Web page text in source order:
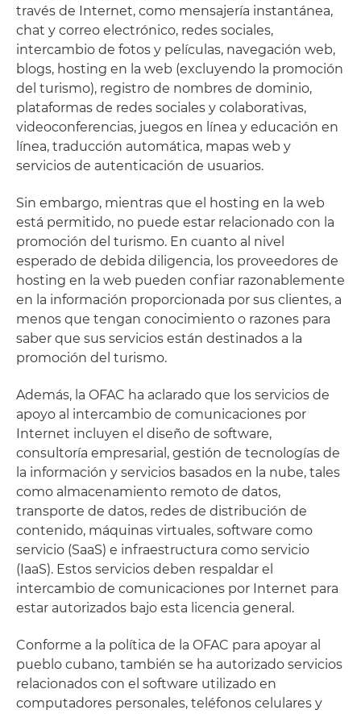
través de Internet, como mensajería instantánea,
chat y correo electrónico, redes sociales,
intercambio de fotos y películas, navegación web,
blogs, hosting en la web (excluyendo la promoción
del turismo), registro de nombres de dominio,
plataformas de redes sociales y colaborativas,
videoconferencias, juegos en línea y educación en
línea, traducción automática, mapas web y
servicios de autenticación de usuarios.
Sin embargo, mientras que el hosting en la web
está permitido, no puede estar relacionado con la
promoción del turismo. En cuanto al nivel
esperado de debida diligencia, los proveedores de
hosting en la web pueden confiar razonablemente
en la información proporcionada por sus clientes, a
menos que tengan conocimiento o razones para
saber que sus servicios están destinados a la
promoción del turismo.
Además, la OFAC ha aclarado que los servicios de
apoyo al intercambio de comunicaciones por
Internet incluyen el diseño de software,
consultoría empresarial, gestión de tecnologías de
la información y servicios basados en la nube, tales
como almacenamiento remoto de datos,
transporte de datos, redes de distribución de
contenido, máquinas virtuales, software como
servicio (SaaS) e infraestructura como servicio
(IaaS). Estos servicios deben respaldar el
intercambio de comunicaciones por Internet para
estar autorizados bajo esta licencia general.
Conforme a la política de la OFAC para apoyar al
pueblo cubano, también se ha autorizado servicios
relacionados con el software utilizado en
computadores personales, teléfonos celulares y